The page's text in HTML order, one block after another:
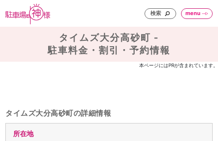
検索 menu
タイムズ大分高砂町 -
駐車料金・割引・予約情報
本ページにはPRが含まれています。
タイムズ大分高砂町の詳細情報
所在地